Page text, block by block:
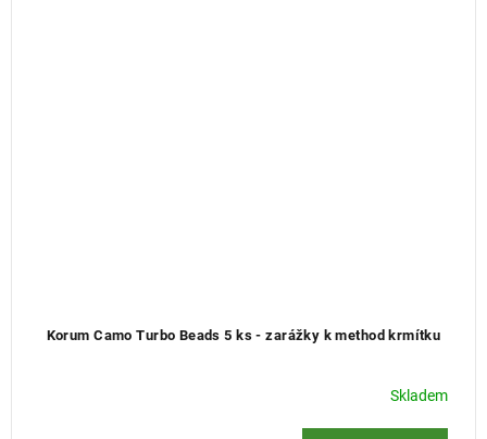
Korum Camo Turbo Beads 5 ks - zarážky k method krmítku
Skladem